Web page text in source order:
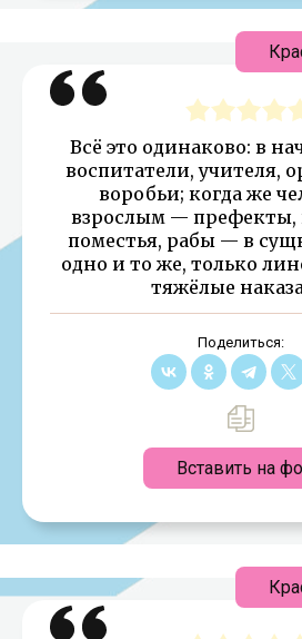
Всё это одинаково: в
воспитатели, учителя,
воробьи; когда же
взрослым — префекты,
поместья, рабы — в
одно и то же, только
тяжёлые
Поделиться:
Вставить на